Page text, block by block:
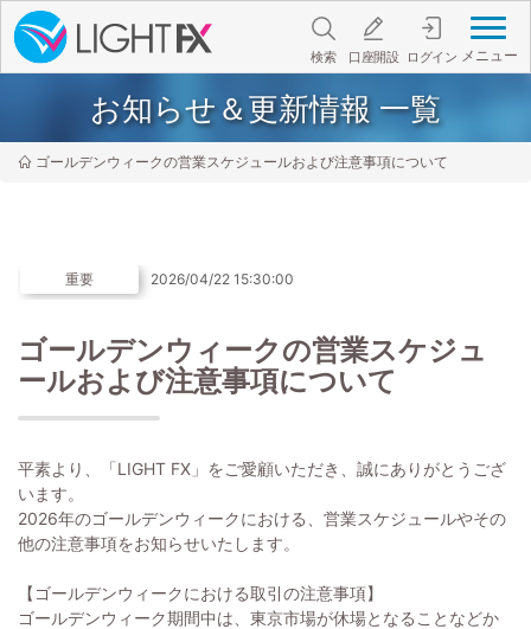
メニュー
検索 口座開設 ログイン
お知らせ＆更新情報 一覧
ゴールデンウィークの営業スケジュールおよび注意事項について
重要 2026/04/22 15:30:00
ゴールデンウィークの営業スケジュ
ールおよび注意事項について
平素より、「LIGHT FX」をご愛顧いただき、誠にありがとうござ
います。
2026年のゴールデンウィークにおける、営業スケジュールやその
他の注意事項をお知らせいたします。
【ゴールデンウィークにおける取引の注意事項】
ゴールデンウィーク期間中は、東京市場が休場となることなどか